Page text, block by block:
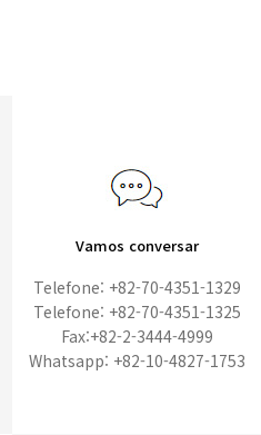
Vamos conversar
Telefone: +82-70-4351-1329
Telefone: +82-70-4351-1325
Fax:+82-2-3444-4999
Whatsapp: +82-10-4827-1753